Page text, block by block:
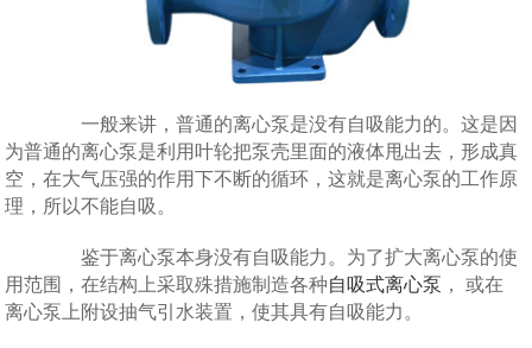
一般来讲，普通的离心泵是没有自吸能力的。这是因
为普通的离心泵是利用叶轮把泵壳里面的液体甩出去，形成真
空，在大气压强的作用下不断的循环，这就是离心泵的工作原
理，所以不能自吸。
鉴于离心泵本身没有自吸能力。为了扩大离心泵的使
用范围，在结构上采取殊措施制造各种自吸式离心泵 ， 或在
离心泵上附设抽气引水装置，使其具有自吸能力。